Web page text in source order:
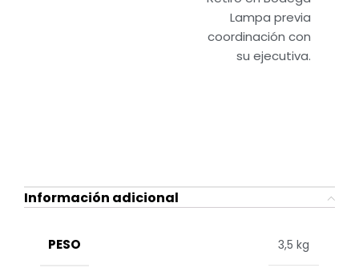
Lampa previa
coordinación con
su ejecutiva.
Información adicional
PESO 3,5 kg